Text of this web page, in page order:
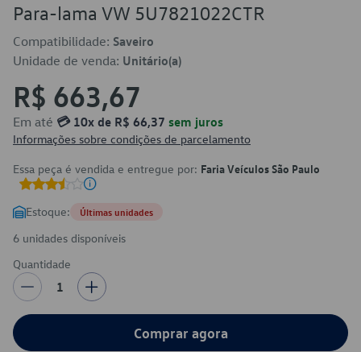
Para-lama VW 5U7821022CTR
Compatibilidade: Saveiro
Unidade de venda: Unitário(a)
R$ 663,67
Em até 💳 10x de R$ 66,37 sem juros
Informações sobre condições de parcelamento
Essa peça é vendida e entregue por: Faria Veículos São Paulo
Estoque: Últimas unidades
6 unidades disponíveis
Quantidade
1
Comprar agora